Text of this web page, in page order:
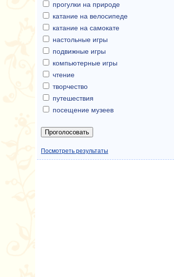
прогулки на природе
катание на велосипеде
катание на самокате
настольные игры
подвижные игры
компьютерные игры
чтение
творчество
путешествия
посещение музеев
Посмотреть результаты